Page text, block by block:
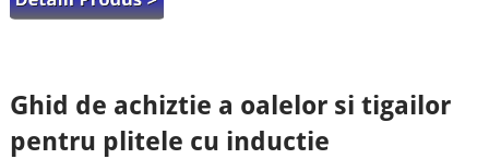
Ghid de achiztie a oalelor si tigailor
pentru plitele cu inductie